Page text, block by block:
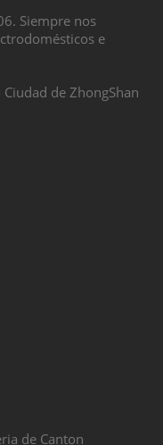
Siempre nos
e
de ZhongShan
de Canton